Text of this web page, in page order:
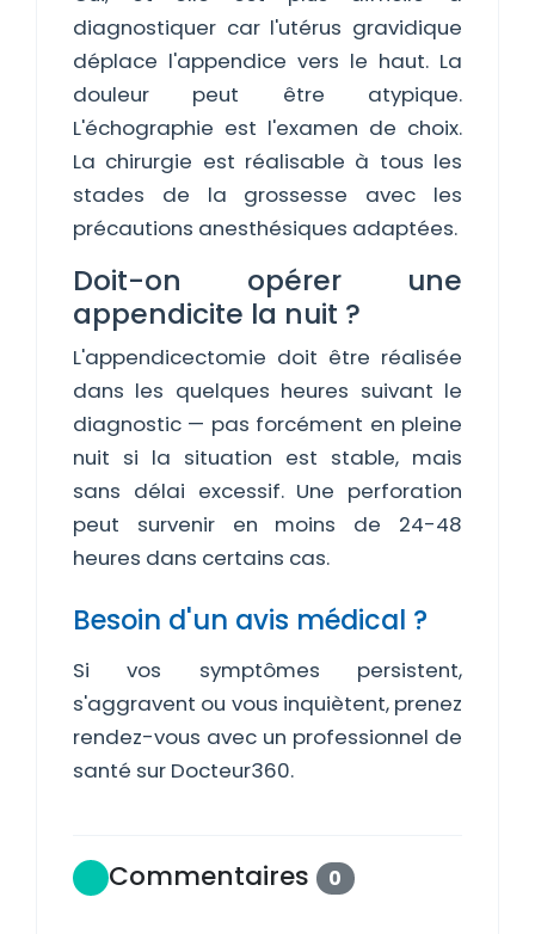
diagnostiquer car l'utérus gravidique
déplace l'appendice vers le haut. La
douleur peut être atypique.
L'échographie est l'examen de choix.
La chirurgie est réalisable à tous les
stades de la grossesse avec les
précautions anesthésiques adaptées.
Doit-on opérer une
appendicite la nuit ?
L'appendicectomie doit être réalisée
dans les quelques heures suivant le
diagnostic — pas forcément en pleine
nuit si la situation est stable, mais
sans délai excessif. Une perforation
peut survenir en moins de 24-48
heures dans certains cas.
Besoin d'un avis médical ?
Si vos symptômes persistent,
s'aggravent ou vous inquiètent, prenez
rendez-vous avec un professionnel de
santé sur Docteur360.
Commentaires 0